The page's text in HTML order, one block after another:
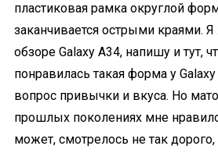
пластиковая рамка округлой
заканчивается острыми краями.
обзоре Galaxy A34, напишу и тут,
понравилась такая форма у
вопрос привычки и вкуса. Но
прошлых поколениях мне
может, смотрелось не так